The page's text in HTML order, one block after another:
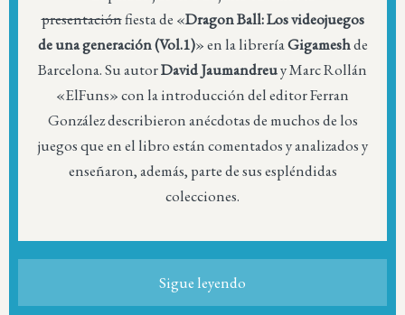
presentaciónfiesta de «Dragon Ball: Los videojuegos
de una generación (Vol.1)» en la libreríaGigameshde
Barcelona. Su autorDavid Jaumandreuy Marc Rollán
«ElFuns» con la introducción del editor Ferran
González describieron anécdotas de muchos de los
juegos que en el libro están comentados y analizados y
enseñaron, además, parte de sus espléndidas
colecciones.
Sigue leyendo